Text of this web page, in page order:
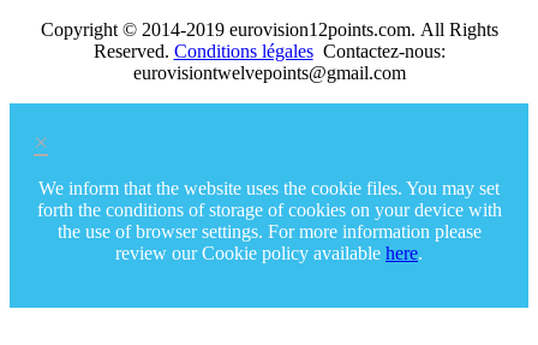
Copyright © 2014-2019 eurovision12points.com. All Rights
Reserved. Conditions légalesContactez-nous:
eurovisiontwelvepoints@gmail.com
×
We inform that the website uses the cookie files. You may set
forth the conditions of storage of cookies on your device with
the use of browser settings. For more information please
review our Cookie policy available here.